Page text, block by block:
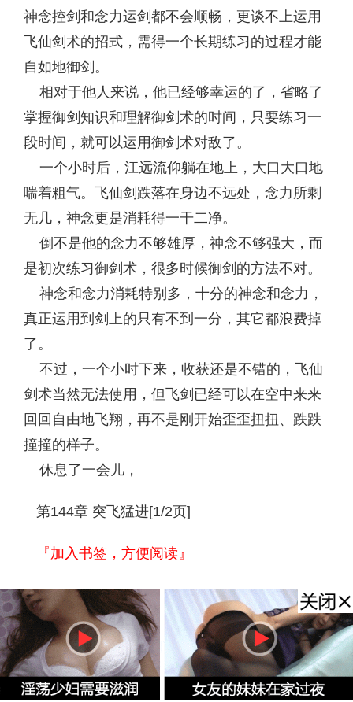
神念控剑和念力运剑都不会顺畅，更谈不上运用
飞仙剑术的招式，需得一个长期练习的过程才能
自如地御剑。
相对于他人来说，他已经够幸运的了，省略了
掌握御剑知识和理解御剑术的时间，只要练习一
段时间，就可以运用御剑术对敌了。
一个小时后，江远流仰躺在地上，大口大口地
喘着粗气。飞仙剑跌落在身边不远处，念力所剩
无几，神念更是消耗得一干二净。
倒不是他的念力不够雄厚，神念不够强大，而
是初次练习御剑术，很多时候御剑的方法不对。
神念和念力消耗特别多，十分的神念和念力，
真正运用到剑上的只有不到一分，其它都浪费掉
了。
不过，一个小时下来，收获还是不错的，飞仙
剑术当然无法使用，但飞剑已经可以在空中来来
回回自由地飞翔，再不是刚开始歪歪扭扭、跌跌
撞撞的样子。
休息了一会儿，
第144章 突飞猛进[1/2页]
『加入书签，方便阅读』